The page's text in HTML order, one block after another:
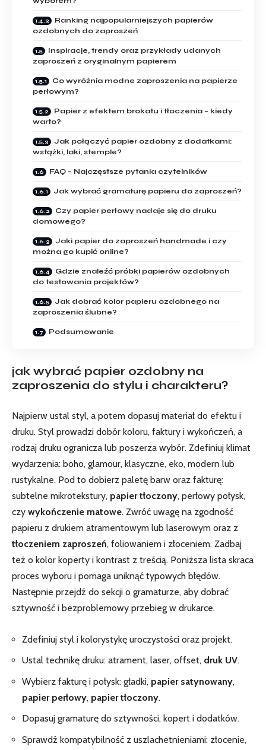
Ranking najpopularniejszych papierów
ozdobnych do zaproszeń
Inspiracje, trendy oraz przykłady udanych
zaproszeń z oryginalnym papierem
Co wyróżnia modne zaproszenia na papierze
perłowym?
Papier z efektem brokatu i tłoczenia – kiedy
warto?
Jak połączyć papier ozdobny z dodatkami:
wstążki, laki, stemple?
FAQ – Najczęstsze pytania czytelników
Jak wybrać gramaturę papieru do zaproszeń?
Czy papier perłowy nadaje się do druku
domowego?
Jaki papier do zaproszeń handmade i czy
można go kupić online?
Gdzie znaleźć próbki papierów ozdobnych
do testowania projektów?
Jak dobrać kolor papieru ozdobnego na
zaproszenia ślubne?
Podsumowanie
jak wybrać papier ozdobny na
zaproszenia do stylu i charakteru?
Najpierw ustal styl, a potem dopasuj materiał do efektu i
druku. Styl prowadzi dobór koloru, faktury i wykończeń, a
rodzaj druku ogranicza lub poszerza wybór. Zdefiniuj klimat
wydarzenia: boho, glamour, klasyczne, eko, modern lub
rustykalne. Pod to dobierz paletę barw oraz fakturę:
subtelne mikrotekstury, papier tłoczony, perłowy połysk,
czy wykończenie matowe. Zwróć uwagę na zgodność
papieru z drukiem atramentowym lub laserowym oraz z
tłoczeniem zaproszeń, foliowaniem i złoceniem. Zadbaj
też o kolor koperty i kontrast z treścią. Poniższa lista skraca
proces wyboru i pomaga uniknąć typowych błędów.
Następnie przejdź do sekcji o gramaturze, aby dobrać
sztywność i bezproblemowy przebieg w drukarce.
Zdefiniuj styl i kolorystykę uroczystości oraz projekt.
Ustal technikę druku: atrament, laser, offset, druk UV.
Wybierz fakturę i połysk: gładki, papier satynowany,
papier perłowy, papier tłoczony.
Dopasuj gramaturę do sztywności, kopert i dodatków.
Sprawdź kompatybilność z uszlachetnieniami: złocenie,